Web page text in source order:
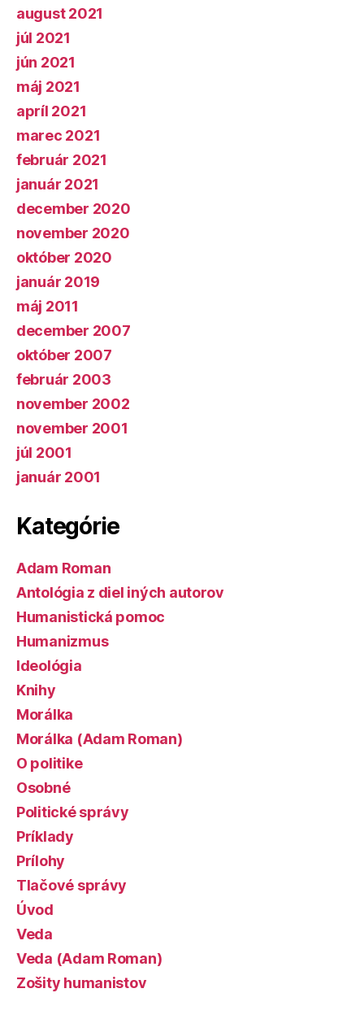
august 2021
júl 2021
jún 2021
máj 2021
apríl 2021
marec 2021
február 2021
január 2021
december 2020
november 2020
október 2020
január 2019
máj 2011
december 2007
október 2007
február 2003
november 2002
november 2001
júl 2001
január 2001
Kategórie
Adam Roman
Antológia z diel iných autorov
Humanistická pomoc
Humanizmus
Ideológia
Knihy
Morálka
Morálka (Adam Roman)
O politike
Osobné
Politické správy
Príklady
Prílohy
Tlačové správy
Úvod
Veda
Veda (Adam Roman)
Zošity humanistov